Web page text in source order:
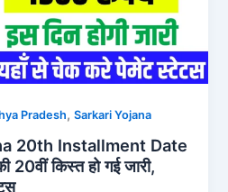
Pradesh,Sarkari Yojana
20th Installment Date
20वीं किस्त हो गई जारी,